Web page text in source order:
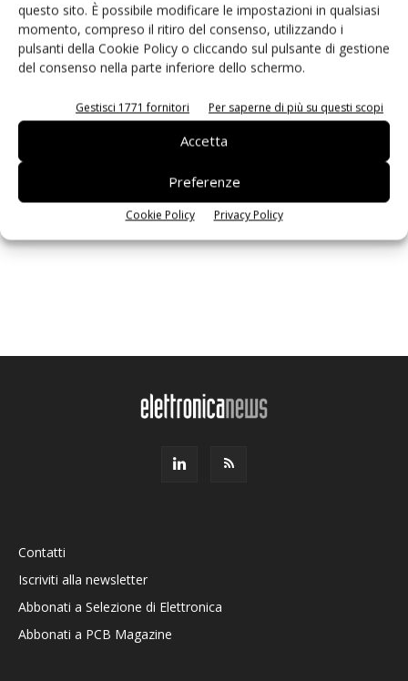
questo sito. È possibile modificare le impostazioni in qualsiasi
momento, compreso il ritiro del consenso, utilizzando i
pulsanti della Cookie Policy o cliccando sul pulsante di gestione
del consenso nella parte inferiore dello schermo.
Gestisci 1771 fornitori Per saperne di più su questi scopi
Accetta
Preferenze
Cookie Policy Privacy Policy
Edicola web
ISCRIVITI ALLA NEWSLETTER
Contatti
Iscriviti alla newsletter
Abbonati a Selezione di Elettronica
Abbonati a PCB Magazine